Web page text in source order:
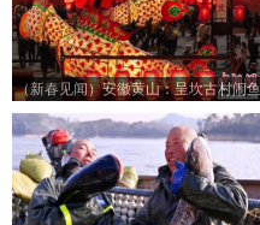
（新春见闻）安徽黄山：呈坎古村闹鱼